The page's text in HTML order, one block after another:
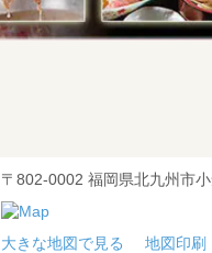
〒802-0002 福岡県北九州市
大きな地図で見る 地図印刷